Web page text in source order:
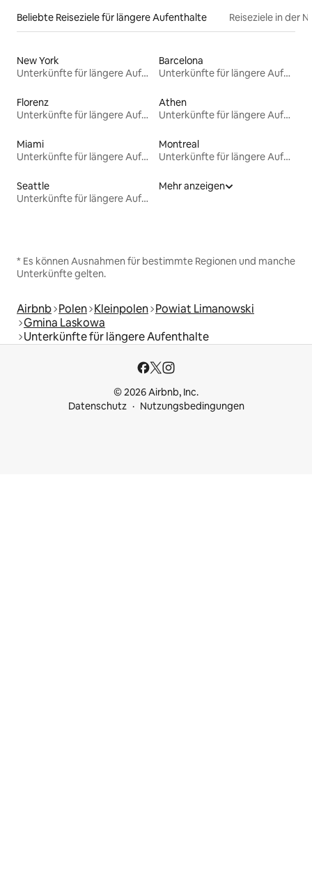
Beliebte Reiseziele für längere Aufenthalte Reiseziele in der
New York
Unterkünfte für längere Aufenthalte
Barcelona
Unterkünfte für längere Aufenthalte
Florenz
Unterkünfte für längere Aufenthalte
Athen
Unterkünfte für längere Aufenthalte
Miami
Unterkünfte für längere Aufenthalte
Montreal
Unterkünfte für längere Aufenthalte
Seattle
Unterkünfte für längere Aufenthalte
Mehr anzeigen
* Es können Ausnahmen für bestimmte Regionen und manche
Unterkünfte gelten.
Airbnb Polen Kleinpolen Powiat Limanowski
Gmina Laskowa
Unterkünfte für längere Aufenthalte
© 2026 Airbnb, Inc.
Datenschutz
Nutzungsbedingungen